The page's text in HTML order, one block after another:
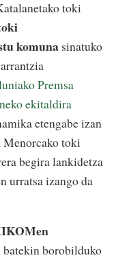
toki
komuna sinatuko
Premsa
ekitaldira
etengabe izan
toki
begira lankidetza
urratsa izango da
batekin borobilduko